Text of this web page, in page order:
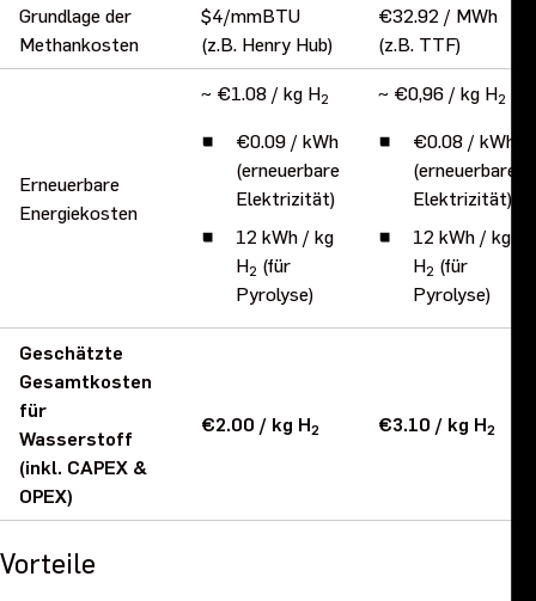
Grundlage der
Methankosten
$4/mmBTU
(z.B. Henry Hub)
€32.92 / MWh
(z.B. TTF)
Erneuerbare
Energiekosten
~ €1.08 / kg H2
€0.09 / kWh
(erneuerbare
Elektrizität)
12 kWh / kg
H2 (für
Pyrolyse)
~ €0,96 / kg H2
€0.08 / kWh
(erneuerbare
Elektrizität)
12 kWh / kg
H2 (für
Pyrolyse)
Geschätzte
Gesamtkosten
für
Wasserstoff
(inkl. CAPEX &
OPEX)
€2.00 / kg H2 €3.10 / kg H2
Vorteile